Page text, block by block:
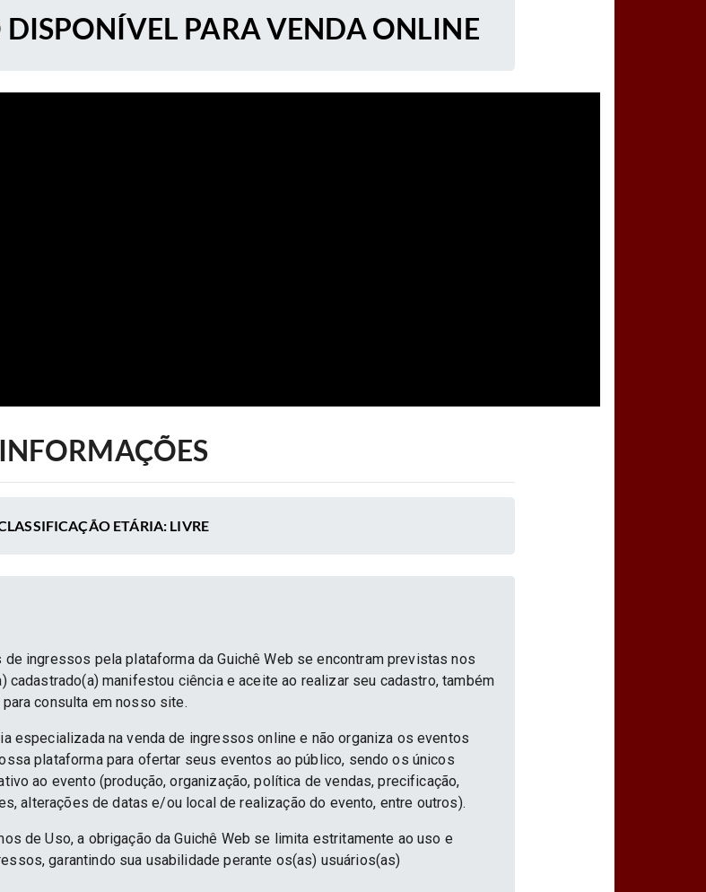
PARA VENDA ONLINE
INFORMAÇÕES
ETÁRIA: LIVRE
ingressos pela plataforma da Guichê Web se encontram previstas nos
cadastrado(a) manifestou ciência e aceite ao realizar seu cadastro, também
consulta em nosso site.
especializada na venda de ingressos online e não organiza os eventos
plataforma para ofertar seus eventos ao público, sendo os únicos
ao evento (produção, organização, política de vendas, precificação,
alterações de datas e/ou local de realização do evento, entre outros).
de Uso, a obrigação da Guichê Web se limita estritamente ao uso e
garantindo sua usabilidade perante os(as) usuários(as)